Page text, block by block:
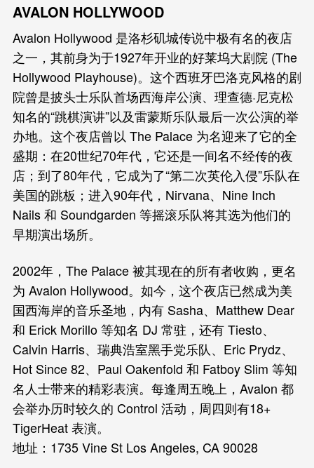
AVALON HOLLYWOOD
Avalon Hollywood 是洛杉矶城传说中极有名的夜店
之一，其前身为于1927年开业的好莱坞大剧院 (The
Hollywood Playhouse)。这个西班牙巴洛克风格的剧
院曾是披头士乐队首场西海岸公演、理查德·尼克松
知名的“跳棋演讲”以及雷蒙斯乐队最后一次公演的举
办地。这个夜店曾以 The Palace 为名迎来了它的全
盛期：在20世纪70年代，它还是一间名不经传的夜
店；到了80年代，它成为了“第二次英伦入侵”乐队在
美国的跳板；进入90年代，Nirvana、Nine Inch
Nails 和 Soundgarden 等摇滚乐队将其选为他们的
早期演出场所。
2002年，The Palace 被其现在的所有者收购，更名
为 Avalon Hollywood。如今，这个夜店已然成为美
国西海岸的音乐圣地，内有 Sasha、Matthew Dear
和 Erick Morillo 等知名 DJ 常驻，还有 Tiesto、
Calvin Harris、瑞典浩室黑手党乐队、Eric Prydz、
Hot Since 82、Paul Oakenfold 和 Fatboy Slim 等知
名人士带来的精彩表演。每逢周五晚上，Avalon 都
会举办历时较久的 Control 活动，周四则有18+
TigerHeat 表演。
地址：1735 Vine St Los Angeles, CA 90028